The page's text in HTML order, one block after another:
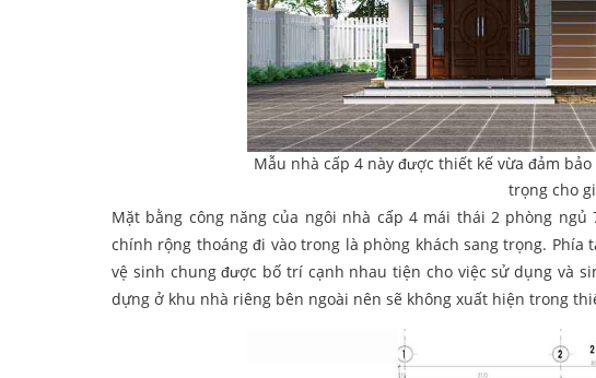
Mẫu nhà cấp 4 này được thiết kế vừa đảm
trọng cho
Mặt bằng công năng của ngôi nhà cấp 4 mái thái 2 phòng
chính rộng thoáng đi vào trong là phòng khách sang trọng.
vệ sinh chung được bố trí cạnh nhau tiện cho việc sử dụng và
dựng ở khu nhà riêng bên ngoài nên sẽ không xuất hiện trong